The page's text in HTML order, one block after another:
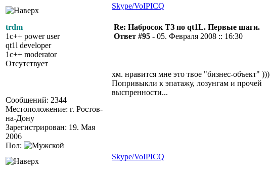
Skype/VoIPICQ
trdm
1c++ power user
qt1l developer
1c++ moderator
Отсутствует
Сообщений: 2344
Местоположение: г. Ростов-
на-Дону
Зарегистрирован: 19. Мая
2006
Пол:
Re: Набросок ТЗ по qt1L. Первые шаги.
Ответ #95 - 05. Февраля 2008 :: 16:30
хм. нравится мне это твое "бизнес-объект" )))
Попривыкли к эпатажу, лозунгам и прочей
выспренности...
Skype/VoIPICQ